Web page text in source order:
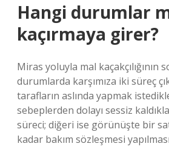
Hangi durumlar
kaçırmaya girer?
Miras yoluyla mal kaçakçılığının
durumlarda karşımıza iki süreç
tarafların aslında yapmak
sebeplerden dolayı sessiz
süreci; diğeri ise görünüşte bir
kadar bakım sözleşmesi